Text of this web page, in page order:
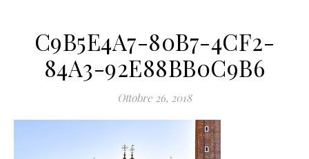
C9B5E4A7-80B7-4CF2-
84A3-92E88BB0C9B6
Ottobre 26, 2018